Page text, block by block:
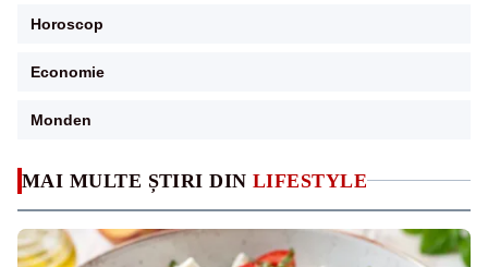
MAI MULTE ȘTIRI DIN LIFESTYLE
Horoscop
Economie
Monden